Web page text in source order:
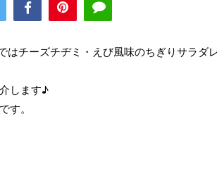
はチーズチヂミ・えび風味のちぎりサラダ
します♪
す。